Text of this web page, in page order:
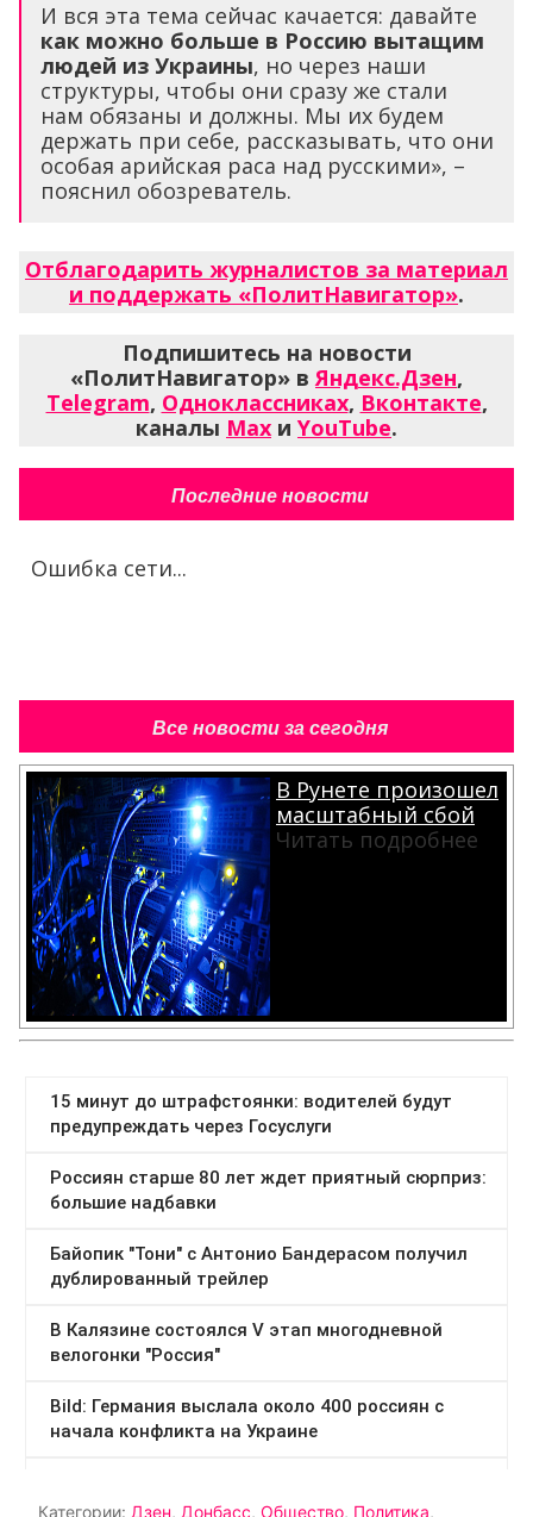
И вся эта тема сейчас качается: давайте
как можно больше в Россию вытащим
людей из Украины, но через наши
структуры, чтобы они сразу же стали
нам обязаны и должны. Мы их будем
держать при себе, рассказывать, что они
особая арийская раса над русскими», –
пояснил обозреватель.
Отблагодарить журналистов за материал
и поддержать «ПолитНавигатор».
Подпишитесь на новости
«ПолитНавигатор» вЯндекс.Дзен,
Telegram, Одноклассниках, Вконтакте,
каналы Max и YouTube.
Последние новости
Ошибка сети...
Все новости за сегодня
В Рунете произошел
масштабный сбой
Читать подробнее
Категории: Дзен, Донбасс, Общество, Политика,